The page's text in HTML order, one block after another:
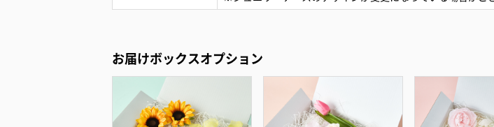
お届けボックスオプション